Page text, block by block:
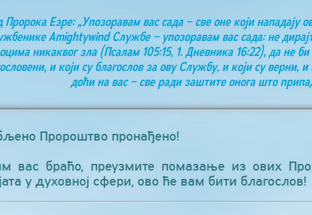
Пророка Езре: „Упозоравам вас сада – све оне који
Аmightywind Службе – упозоравам вас сада: не
никаквог зла (Псалам 105:15, 1. Дневника 16:22), да не
и који су благослов за ову Службу, и који су верни,
доћи на вас – све ради заштите онога што
Пророштво пронађено!
вас браћо, преузмите помазање из ових
у духовној сфери, ово ће вам бити благослов!